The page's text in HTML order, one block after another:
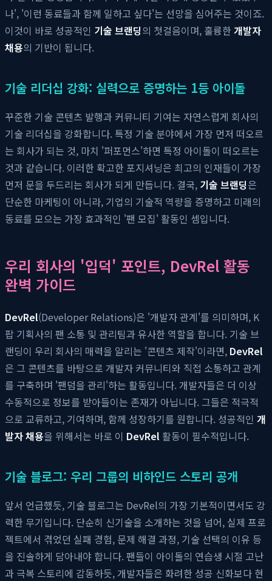
나', '이런 동료들과 함께 일하고 싶다'는 선망을 심어주는 것이죠.
이것이 바로 성공적인 기술 브랜딩의 첫걸음이며, 훌륭한 개발자
채용의 기반이 됩니다.
기술 리더십 강화: 실력으로 증명하는 1등 아이돌
꾸준한 기술 콘텐츠 발행과 커뮤니티 기여는 자연스럽게 회사의
기술 리더십을 강화합니다. 특정 기술 분야에서 가장 먼저 떠오르
는 회사가 되는 것, 마치 '퍼포먼스'하면 특정 아이돌이 떠오르는
것과 같습니다. 이러한 확고한 포지셔닝은 최고의 인재들이 가장
먼저 문을 두드리는 회사가 되게 만듭니다. 결국, 기술 브랜딩은
단순한 마케팅이 아니라, 기업의 기술적 역량을 증명하고 미래의
동료를 모으는 가장 효과적인 '팬 모집' 활동인 셈입니다.
우리 회사의 '입덕' 포인트, DevRel 활동
완벽 가이드
DevRel(Developer Relations)은 '개발자 관계'를 의미하며, K
팝 기획사의 팬 소통 및 관리팀과 유사한 역할을 합니다. 기술 브
랜딩이 우리 회사의 매력을 알리는 '콘텐츠 제작'이라면, DevRel
은 그 콘텐츠를 바탕으로 개발자 커뮤니티와 직접 소통하고 관계
를 구축하며 '팬덤을 관리'하는 활동입니다. 개발자들은 더 이상
수동적으로 정보를 받아들이는 존재가 아닙니다. 그들은 적극적
으로 교류하고, 기여하며, 함께 성장하기를 원합니다. 성공적인 개
발자 채용을 위해서는 바로 이 DevRel 활동이 필수적입니다.
기술 블로그: 우리 그룹의 비하인드 스토리 공개
앞서 언급했듯, 기술 블로그는 DevRel의 가장 기본적이면서도 강
력한 무기입니다. 단순히 신기술을 소개하는 것을 넘어, 실제 프로
젝트에서 겪었던 실패 경험, 문제 해결 과정, 기술 선택의 이유 등
을 진솔하게 담아내야 합니다. 팬들이 아이돌의 연습생 시절 고난
과 극복 스토리에 감동하듯, 개발자들은 화려한 성공 신화보다 현